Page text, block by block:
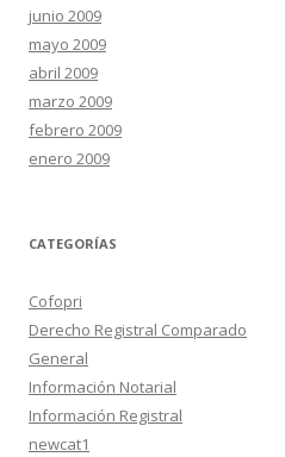
junio 2009
mayo 2009
abril 2009
marzo 2009
febrero 2009
enero 2009
CATEGORÍAS
Cofopri
Derecho Registral Comparado
General
Información Notarial
Información Registral
newcat1